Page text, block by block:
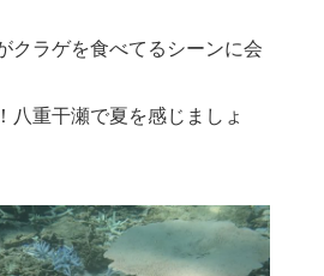
クラゲを食べてるシーンに会
八重干瀬で夏を感じましょ